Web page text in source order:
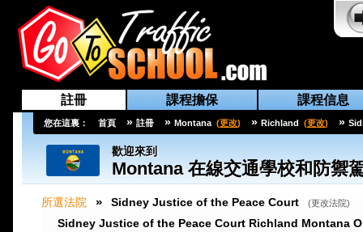
註冊 課程擔保 課程信息
您在這裏： 首頁 » 註冊 » Montana (更改) » Richland (更改) »
歡迎來到
Montana在線交通學校和防禦
所選法院 » Sidney Justice of the Peace Court (更改法院)
Sidney Justice of the Peace Court Richland Montana